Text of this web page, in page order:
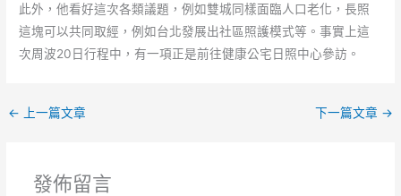
此外，他看好這次各類議題，例如雙城同樣面臨人口老化，長照
這塊可以共同取經，例如台北發展出社區照護模式等。事實上這
次周波20日行程中，有一項正是前往健康公宅日照中心參訪。
← 上一篇文章 下一篇文章 →
發佈留言